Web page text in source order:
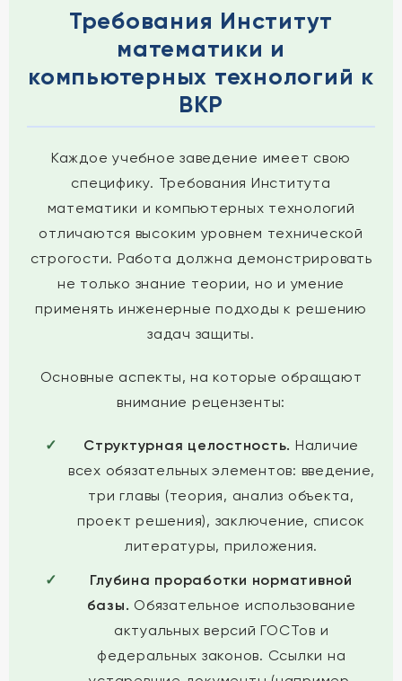
Требования Институт
математики и
компьютерных технологий к
ВКР
Каждое учебное заведение имеет свою
специфику. Требования Института
математики и компьютерных технологий
отличаются высоким уровнем технической
строгости. Работа должна демонстрировать
не только знание теории, но и умение
применять инженерные подходы к решению
задач защиты.
Основные аспекты, на которые обращают
внимание рецензенты:
Структурная целостность. Наличие
всех обязательных элементов: введение,
три главы (теория, анализ объекта,
проект решения), заключение, список
литературы, приложения.
Глубина проработки нормативной
базы. Обязательное использование
актуальных версий ГОСТов и
федеральных законов. Ссылки на